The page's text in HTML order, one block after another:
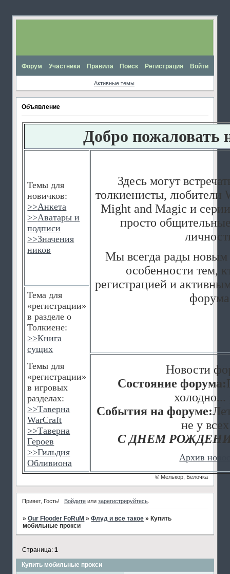
Форум Участники Правила Поиск Регистрация Войти
Активные темы
Объявление
Добро пожаловать
Темы для
новичков:
>>Анкета
>>Аватары и
подписи
>>Значения
ников
Здесь могут
толкиенисты, любители
Might and Magic и
просто
Мы всегда рады новым
особенности тем,
регистрацией и
Тема для
«регистрации»
в разделе о
Толкиене:
>>Книга
сущих
Темы для
«регистрации»
в игровых
разделах:
>>Таверна
WarCraft
>>Таверна
Героев
>>Гильдия
Обливиона
Новости
Состояние форума:
События на форуме:
не у
С ДНЕМ
Архив
© Мелькор, Белочка
Привет, Гость! Войдитеили зарегистрируйтесь.
»Our Flooder FoRuM »Флуд и все такое »Купить
мобильные прокси
Купить мобильные прокси
Страница:1